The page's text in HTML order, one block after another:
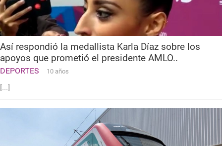
Así respondió la medallista Karla Díaz sobre los
apoyos que prometió el presidente AMLO..
DEPORTES 10 años
[...]